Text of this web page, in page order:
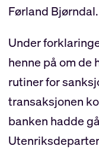
Førland Bjørndal.
Under
henne på om de
rutiner for
transaksjonen
banken hadde